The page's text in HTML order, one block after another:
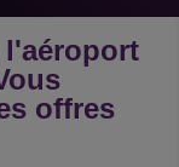
l'aéroport
offres